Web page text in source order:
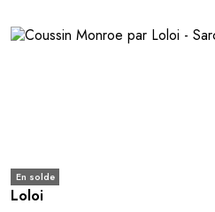
En solde
Loloi